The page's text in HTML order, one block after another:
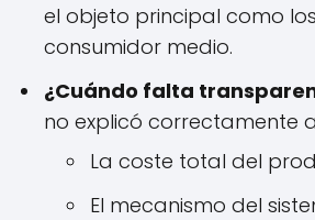
el objeto principal como
consumidor medio.
¿Cuándo falta
no explicó correctamente
La coste total del
El mecanismo del